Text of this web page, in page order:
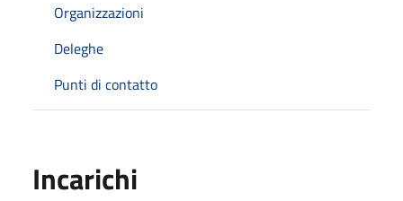
Organizzazioni
Deleghe
Punti di contatto
Incarichi